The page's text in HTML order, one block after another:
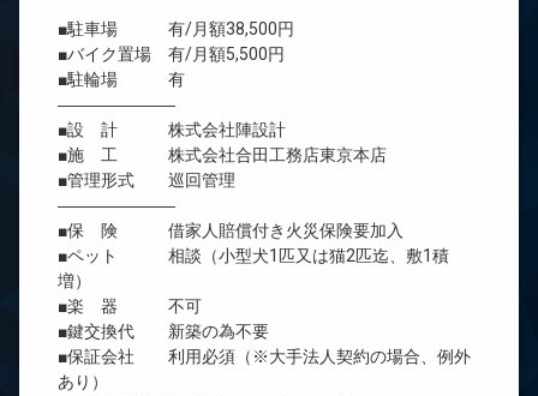
■駐車場 有/月額38,500円
■バイク置場 有/月額5,500円
■駐輪場 有
―――――――
■設 計 株式会社陣設計
■施 工 株式会社合田工務店東京本店
■管理形式 巡回管理
―――――――
■保 険 借家人賠償付き火災保険要加入
■ペット 相談（小型犬1匹又は猫2匹迄、敷1積
増）
■楽 器 不可
■鍵交換代 新築の為不要
■保証会社 利用必須（※大手法人契約の場合、例外
あり）